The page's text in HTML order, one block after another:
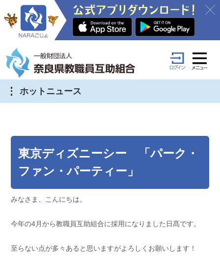
ホットニュース
東京ディズニーシー 「パーク・
ファン・パーティー」
みなさま、こんにちは。
今年の4月から教職員互助組合に採用になりました日髙です。
至らない点が多々あると思いますがよろしくお願いします！